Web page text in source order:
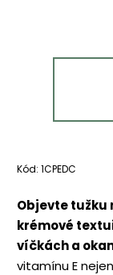
Kód: 1CPEDC
Objevte tužku
krémové
víčkách a
vitamínu E